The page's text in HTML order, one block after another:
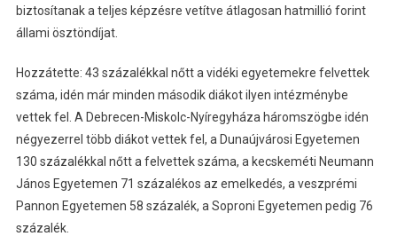
biztosítanak a teljes képzésre vetítve átlagosan hatmillió forint
állami ösztöndíjat.
Hozzátette: 43 százalékkal nőtt a vidéki egyetemekre felvettek
száma, idén már minden második diákot ilyen intézménybe
vettek fel. A Debrecen-Miskolc-Nyíregyháza háromszögbe idén
négyezerrel több diákot vettek fel, a Dunaújvárosi Egyetemen
130 százalékkal nőtt a felvettek száma, a kecskeméti Neumann
János Egyetemen 71 százalékos az emelkedés, a veszprémi
Pannon Egyetemen 58 százalék, a Soproni Egyetemen pedig 76
százalék.